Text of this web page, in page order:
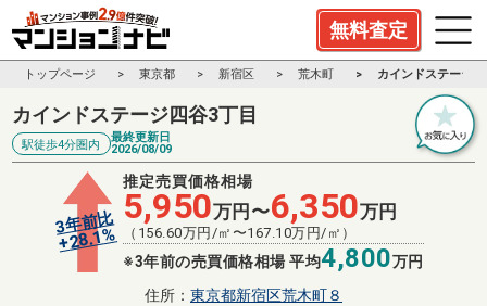
無料査定
トップページ 東京都 新宿区 荒木町 カインドステージ
カインドステージ四谷3丁目
駅徒歩4分圏内
最終更新日
2026/08/09
3年前比
+28.1%
推定売買価格相場
5,950万円〜6,350万円
（ 156.60万円/㎡〜167.10万円/㎡）
※3年前の売買価格相場 平均4,800万円
住所： 東京都新宿区荒木町８